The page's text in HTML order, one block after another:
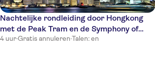
Nachtelijke rondleiding door Hongkong
met de Peak Tram en de Symphony of
Lights
4 uur·Gratis annuleren·Talen: en